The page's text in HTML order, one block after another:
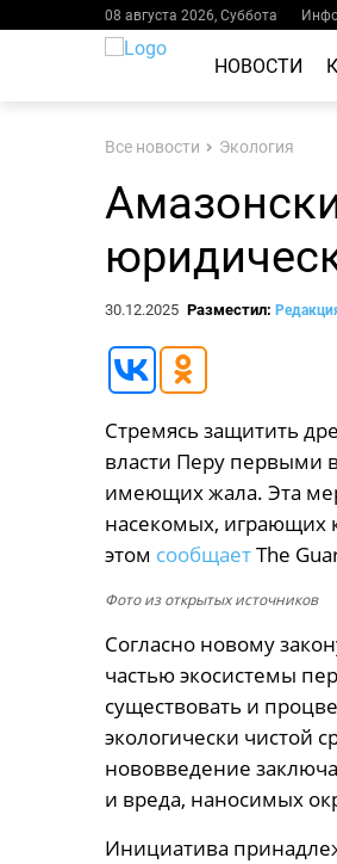
08 августа 2026, Суббота
НОВОСТИ
Все новости Экология
30.12.2025 Разместил:
Стремясь защитить
власти Перу первыми
имеющих жала. Эта
насекомых, играющих
этом сообщаетThe
Фото из открытых источников
Согласно новому
частью экосистемы
существовать и
экологически чистой
нововведение
и вреда, наносимых
Инициатива